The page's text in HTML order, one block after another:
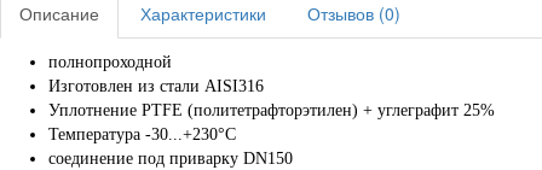
Описание Характеристики Отзывов (0)
полнопроходной
Изготовлен из стали AISI316
Уплотнение PTFE (политетрафторэтилен) + углеграфит 25%
Температура -30...+230°С
соединение под приварку DN150